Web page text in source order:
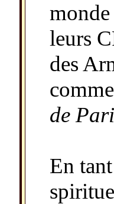
leurs
des
de
En